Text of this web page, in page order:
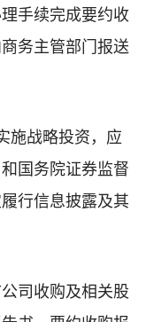
手续完成要约收
务主管部门报送
施战略投资，应
国务院证券监督
行信息披露及其
司收购及相关股